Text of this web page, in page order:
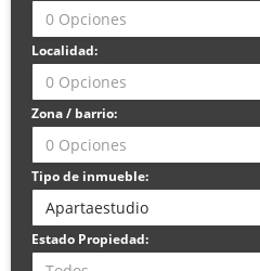
0 Opciones
Localidad:
0 Opciones
Zona / barrio:
0 Opciones
Tipo de inmueble:
Apartaestudio
Estado Propiedad: